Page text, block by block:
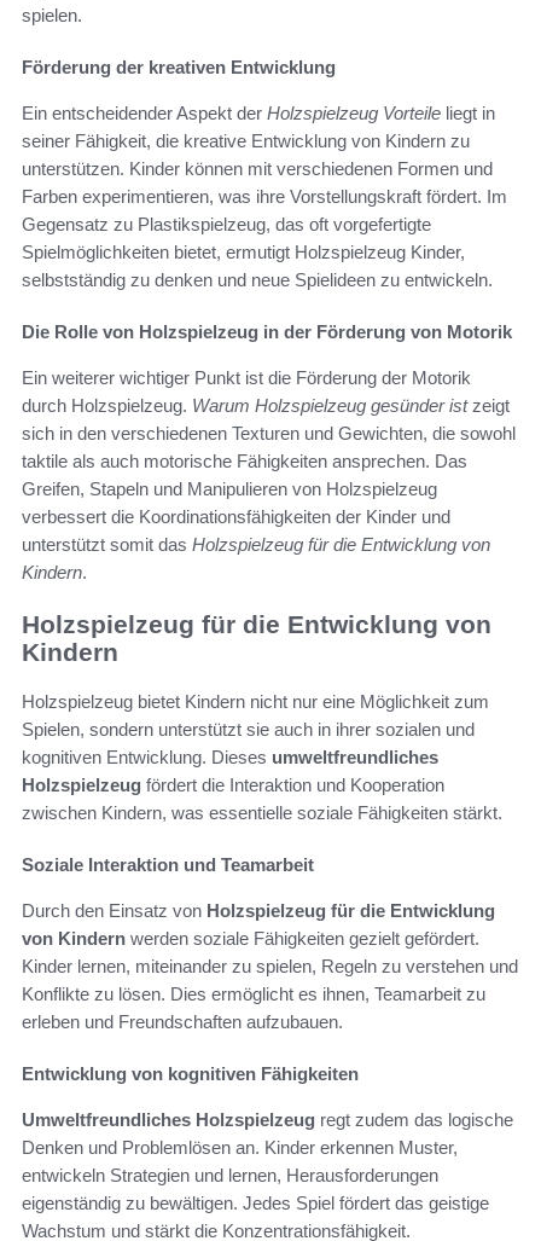
spielen.
Förderung der kreativen Entwicklung
Ein entscheidender Aspekt der Holzspielzeug Vorteile liegt in
seiner Fähigkeit, die kreative Entwicklung von Kindern zu
unterstützen. Kinder können mit verschiedenen Formen und
Farben experimentieren, was ihre Vorstellungskraft fördert. Im
Gegensatz zu Plastikspielzeug, das oft vorgefertigte
Spielmöglichkeiten bietet, ermutigt Holzspielzeug Kinder,
selbstständig zu denken und neue Spielideen zu entwickeln.
Die Rolle von Holzspielzeug in der Förderung von Motorik
Ein weiterer wichtiger Punkt ist die Förderung der Motorik
durch Holzspielzeug. Warum Holzspielzeug gesünder istzeigt
sich in den verschiedenen Texturen und Gewichten, die sowohl
taktile als auch motorische Fähigkeiten ansprechen. Das
Greifen, Stapeln und Manipulieren von Holzspielzeug
verbessert die Koordinationsfähigkeiten der Kinder und
unterstützt somit das Holzspielzeug für die Entwicklung von
Kindern.
Holzspielzeug für die Entwicklung von
Kindern
Holzspielzeug bietet Kindern nicht nur eine Möglichkeit zum
Spielen, sondern unterstützt sie auch in ihrer sozialen und
kognitiven Entwicklung. Dieses umweltfreundliches
Holzspielzeug fördert die Interaktion und Kooperation
zwischen Kindern, was essentielle soziale Fähigkeiten stärkt.
Soziale Interaktion und Teamarbeit
Durch den Einsatz von Holzspielzeug für die Entwicklung
von Kindern werden soziale Fähigkeiten gezielt gefördert.
Kinder lernen, miteinander zu spielen, Regeln zu verstehen und
Konflikte zu lösen. Dies ermöglicht es ihnen, Teamarbeit zu
erleben und Freundschaften aufzubauen.
Entwicklung von kognitiven Fähigkeiten
Umweltfreundliches Holzspielzeug regt zudem das logische
Denken und Problemlösen an. Kinder erkennen Muster,
entwickeln Strategien und lernen, Herausforderungen
eigenständig zu bewältigen. Jedes Spiel fördert das geistige
Wachstum und stärkt die Konzentrationsfähigkeit.